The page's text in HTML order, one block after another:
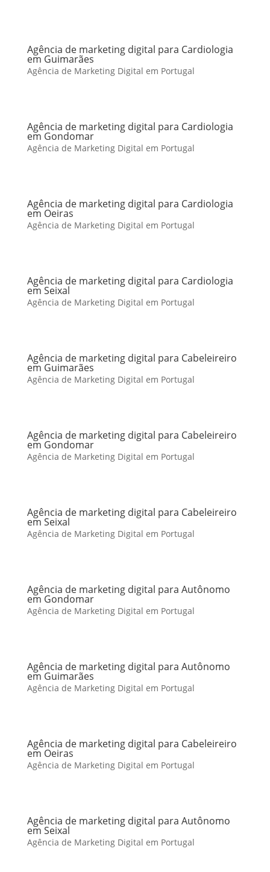
Agência de marketing digital para Cardiologia
em Guimarães
Agência de Marketing Digital em Portugal
Agência de marketing digital para Cardiologia
em Gondomar
Agência de Marketing Digital em Portugal
Agência de marketing digital para Cardiologia
em Oeiras
Agência de Marketing Digital em Portugal
Agência de marketing digital para Cardiologia
em Seixal
Agência de Marketing Digital em Portugal
Agência de marketing digital para Cabeleireiro
em Guimarães
Agência de Marketing Digital em Portugal
Agência de marketing digital para Cabeleireiro
em Gondomar
Agência de Marketing Digital em Portugal
Agência de marketing digital para Cabeleireiro
em Seixal
Agência de Marketing Digital em Portugal
Agência de marketing digital para Autônomo
em Gondomar
Agência de Marketing Digital em Portugal
Agência de marketing digital para Autônomo
em Guimarães
Agência de Marketing Digital em Portugal
Agência de marketing digital para Cabeleireiro
em Oeiras
Agência de Marketing Digital em Portugal
Agência de marketing digital para Autônomo
em Seixal
Agência de Marketing Digital em Portugal